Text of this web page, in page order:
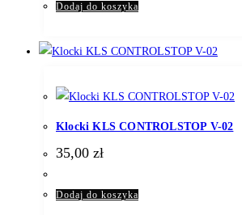
Dodaj do koszyka
Klocki KLS CONTROLSTOP V-02
35,00 zł
Dodaj do koszyka